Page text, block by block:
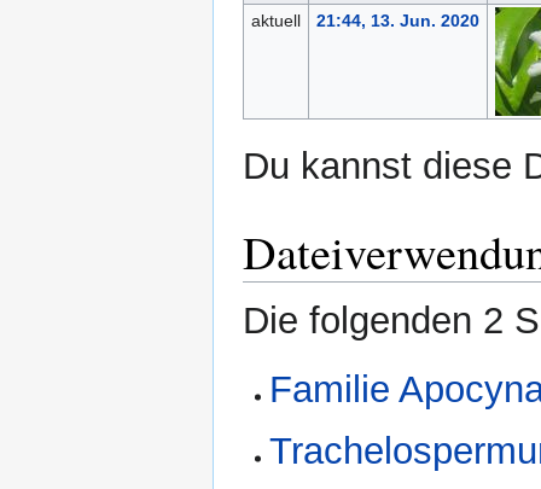
aktuell
21:44, 13. Jun. 2020
Du kannst diese
Die folgenden 2
Familie